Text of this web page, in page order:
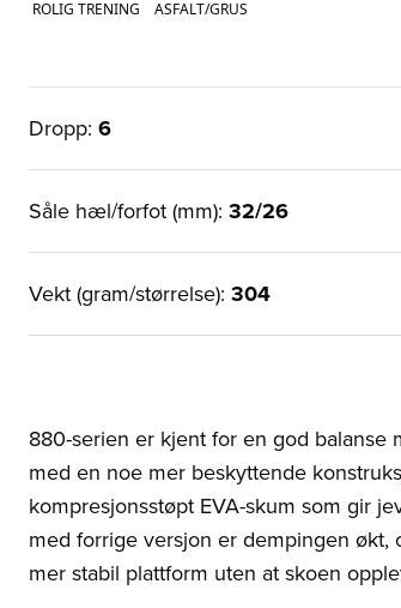
ROLIG TRENING ASFALT/GRUS
Dropp: 6
Såle hæl/forfot (mm): 32/26
Vekt (gram/størrelse): 304
880-serien er kjent for en god
med en noe mer beskyttende
kompresjonsstøpt EVA-skum som gir
med forrige versjon er dempingen
mer stabil plattform uten at skoen